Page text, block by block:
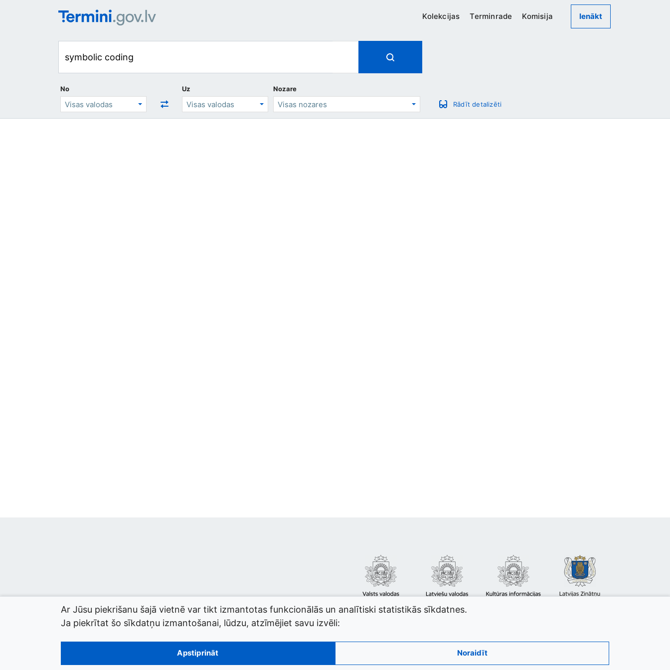
Kolekcijas Terminrade Komisija Ienākt
No Uz
Nozare
Rādīt detalizēti
© 2026 termini.gov.lv. Izstrādātājs:
Ar Jūsu piekrišanu šajā vietnē var tikt izmantotas funkcionālās un analītiski statistikās sīkdatnes.
Ja piekrītat šo sīkdatņu izmantošanai, lūdzu, atzīmējiet savu izvēli:
Apstiprināt Noraidīt